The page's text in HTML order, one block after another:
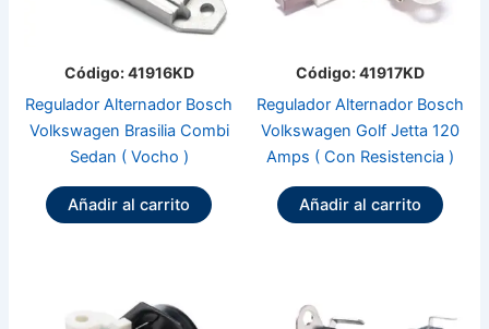
Código: 41916KD
Regulador Alternador Bosch
Volkswagen Brasilia Combi
Sedan ( Vocho )
Añadir al carrito
Código: 41917KD
Regulador Alternador Bosch
Volkswagen Golf Jetta 120
Amps ( Con Resistencia )
Añadir al carrito